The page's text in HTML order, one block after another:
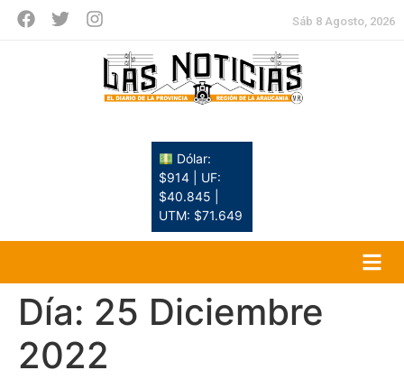
Sáb 8 Agosto, 2026
Dólar:
$914 | UF:
$40.845 |
UTM: $71.649
Día: 25 Diciembre
2022